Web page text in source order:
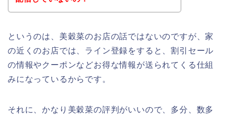
というのは、美穀菜のお店の話ではないのですが、家
の近くのお店では、ライン登録をすると、割引セール
の情報やクーポンなどお得な情報が送られてくる仕組
みになっているからです。
それに、かなり美穀菜の評判がいいので、多分、数多